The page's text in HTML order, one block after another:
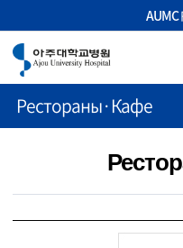
본
주
카피
AUMC
Рестораны·Кафе